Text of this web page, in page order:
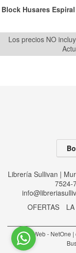
Block Husares
Los precios NO
Librería Sullivan |
7524-
OFERTAS
Diseño Web - NetOne |